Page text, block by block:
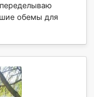
обемы для